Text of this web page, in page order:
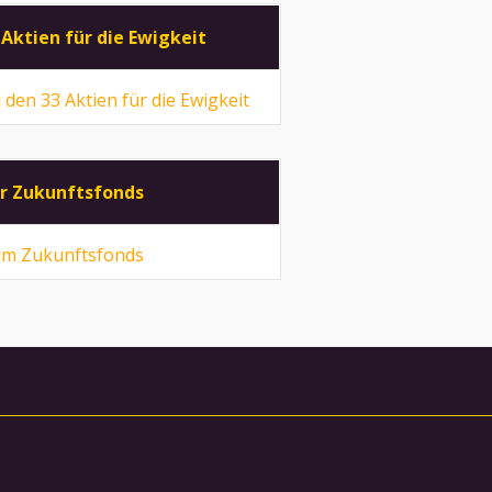
Aktien für die Ewigkeit
den 33 Aktien für die Ewigkeit
Zukunftsfonds
Zukunftsfonds